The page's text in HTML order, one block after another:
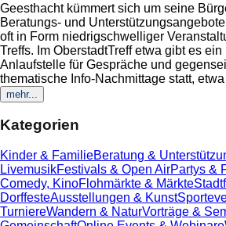
Geesthacht kümmert sich um seine
Beratungs- und
oft in Form niedrigschwelliger
Treffs. Im OberstadtTreff etwa gibt es
Anlaufstelle für Gespräche und
thematische Info-Nachmittage statt,
mehr...
Kategorien
Kinder & FamilieBeratung &
LivemusikFestivals & Open AirPartys &
Comedy, KinoFlohmärkte & Märkte
DorffesteAusstellungen & Kunst
TurniereWandern & NaturVorträge &